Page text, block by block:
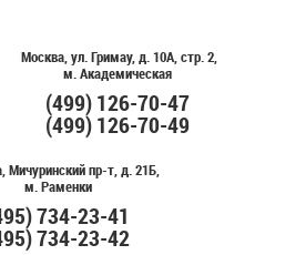
Москва, ул. Гримау, д. 10А, стр. 2,
м. Академическая
(499)126-70-47
(499)126-70-49
Мичуринский пр-т, д. 21Б,
м. Раменки
734-23-41
734-23-42